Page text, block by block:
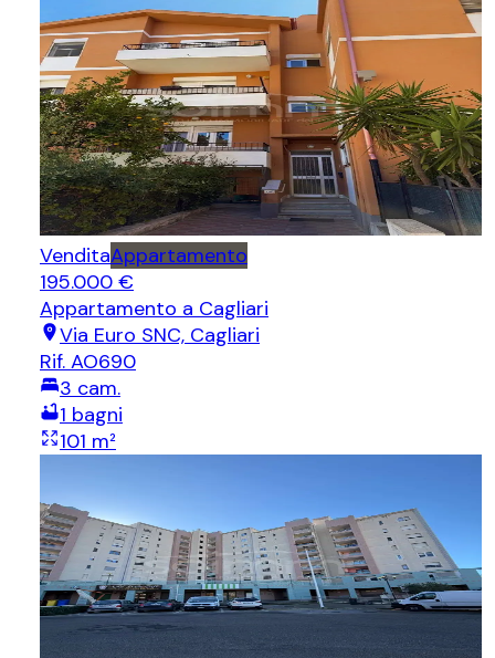
VenditaAppartamento
195.000 €
Appartamento a Cagliari
Via Euro SNC, Cagliari
Rif. AO690
3 cam.
1 bagni
101 m²